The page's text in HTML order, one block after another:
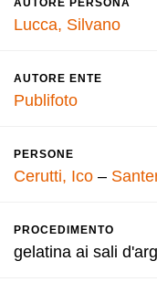
AUTORE PERSONA
Lucca, Silvano
AUTORE ENTE
Publifoto
PERSONE
Cerutti, Ico –
PROCEDIMENTO
gelatina ai sali